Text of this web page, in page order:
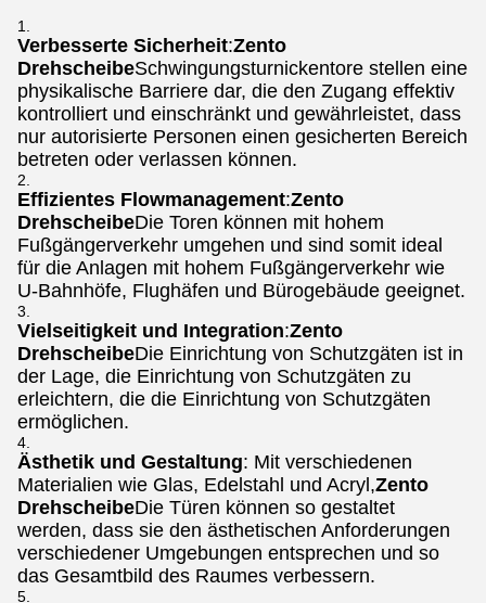
Verbesserte Sicherheit:Zento
DrehscheibeSchwingungsturnickentore stellen eine
physikalische Barriere dar, die den Zugang effektiv
kontrolliert und einschränkt und gewährleistet, dass
nur autorisierte Personen einen gesicherten Bereich
betreten oder verlassen können.
Effizientes Flowmanagement:Zento
DrehscheibeDie Toren können mit hohem
Fußgängerverkehr umgehen und sind somit ideal
für die Anlagen mit hohem Fußgängerverkehr wie
U-Bahnhöfe, Flughäfen und Bürogebäude geeignet.
Vielseitigkeit und Integration:Zento
DrehscheibeDie Einrichtung von Schutzgäten ist in
der Lage, die Einrichtung von Schutzgäten zu
erleichtern, die die Einrichtung von Schutzgäten
ermöglichen.
Ästhetik und Gestaltung: Mit verschiedenen
Materialien wie Glas, Edelstahl und Acryl,Zento
DrehscheibeDie Türen können so gestaltet
werden, dass sie den ästhetischen Anforderungen
verschiedener Umgebungen entsprechen und so
das Gesamtbild des Raumes verbessern.